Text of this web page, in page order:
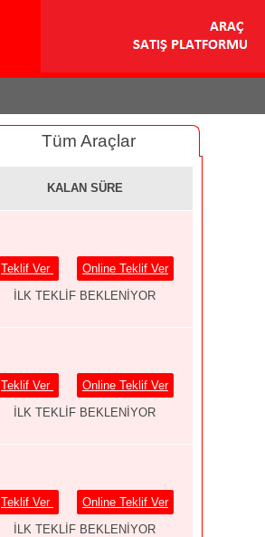
Tüm Araçlar
KALAN SÜRE
Teklif Ver
Online Teklif Ver
İLK TEKLİF BEKLENİYOR
Teklif Ver
Online Teklif Ver
İLK TEKLİF BEKLENİYOR
Teklif Ver
Online Teklif Ver
İLK TEKLİF BEKLENİYOR